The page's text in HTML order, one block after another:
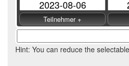
Hint: You can reduce the